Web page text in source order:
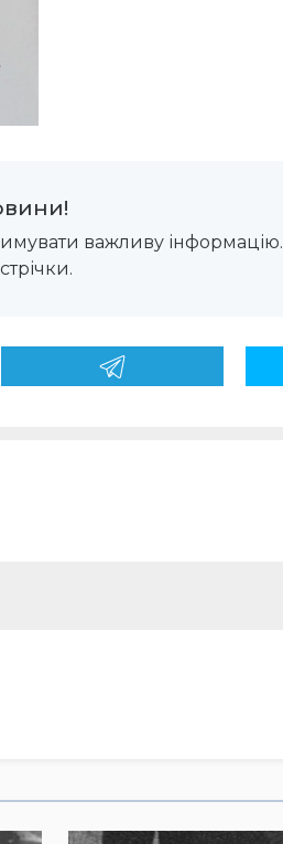
важливу інформацію.